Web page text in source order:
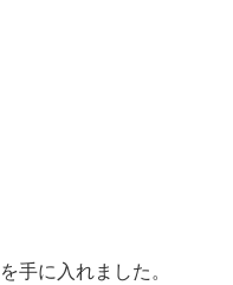
手に入れました。